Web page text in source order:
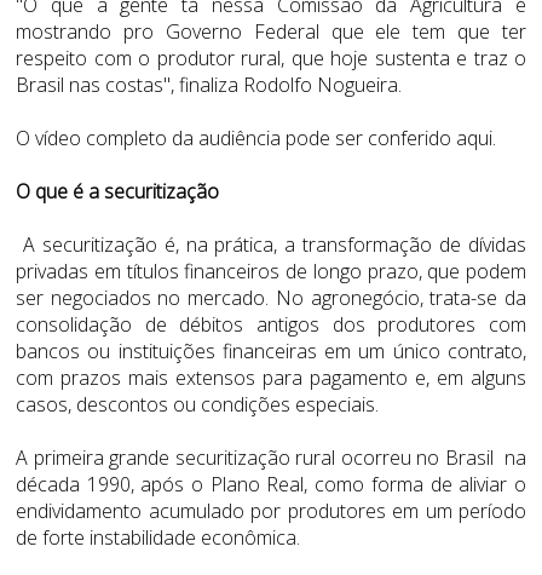
mostrando pro Governo Federal que ele tem que ter
respeito com o produtor rural, que hoje sustenta e traz o
Brasil nas costas", finaliza Rodolfo Nogueira.
O vídeo completo da audiência pode ser conferido aqui.
O que é a securitização
A securitização é, na prática, a transformação de dívidas
privadas em títulos financeiros de longo prazo, que podem
ser negociados no mercado. No agronegócio, trata-se da
consolidação de débitos antigos dos produtores com
bancos ou instituições financeiras em um único contrato,
com prazos mais extensos para pagamento e, em alguns
casos, descontos ou condições especiais.
A primeira grande securitização rural ocorreu no Brasil na
década 1990, após o Plano Real, como forma de aliviar o
endividamento acumulado por produtores em um período
de forte instabilidade econômica.